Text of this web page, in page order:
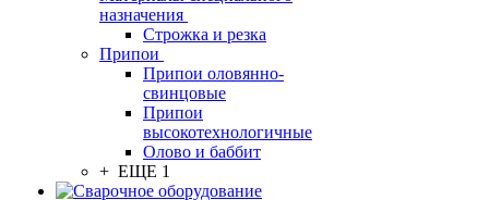
назначения
Строжка и резка
Припои
Припои оловянно-
свинцовые
Припои
высокотехнологичные
Олово и баббит
+ ЕЩЕ 1